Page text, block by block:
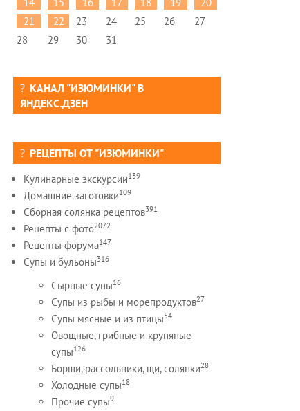
21
22 23 24 25 26
27
28
29 30 31
КАНАЛ "ИЗЮМИНКИ" В
ЯНДЕКС.ДЗЕН
РЕЦЕПТЫ ОТ "ИЗЮМИНКИ"
Кулинарные экскурсии139
Домашние заготовки109
Сборная солянка рецептов391
Рецепты c фото2072
Рецепты форума147
Супы и бульоны316
Сырные супы16
Супы из рыбы и морепродуктов27
Супы мясные и из птицы54
Овощные, грибные и крупяные
супы126
Борщи, рассольники, щи, солянки28
Холодные супы18
Прочие супы9